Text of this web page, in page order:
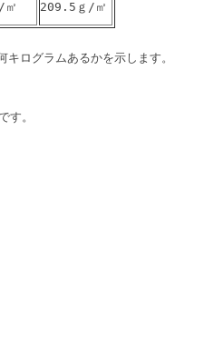
㎡ 209.5ｇ/㎡
ログラムあるかを示します。
す。